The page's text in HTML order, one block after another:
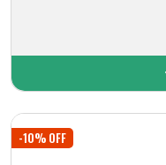
-10% OFF